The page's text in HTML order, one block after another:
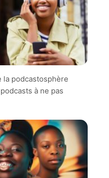
la podcastosphère
à ne pas